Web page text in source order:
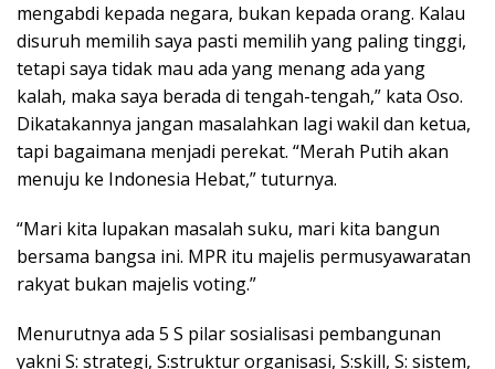
mengabdi kepada negara, bukan kepada orang. Kalau
disuruh memilih saya pasti memilih yang paling tinggi,
tetapi saya tidak mau ada yang menang ada yang
kalah, maka saya berada di tengah-tengah,” kata Oso.
Dikatakannya jangan masalahkan lagi wakil dan ketua,
tapi bagaimana menjadi perekat. “Merah Putih akan
menuju ke Indonesia Hebat,” tuturnya.
“Mari kita lupakan masalah suku, mari kita bangun
bersama bangsa ini. MPR itu majelis permusyawaratan
rakyat bukan majelis voting.”
Menurutnya ada 5 S pilar sosialisasi pembangunan
yakni S: strategi, S:struktur organisasi, S:skill, S: sistem,